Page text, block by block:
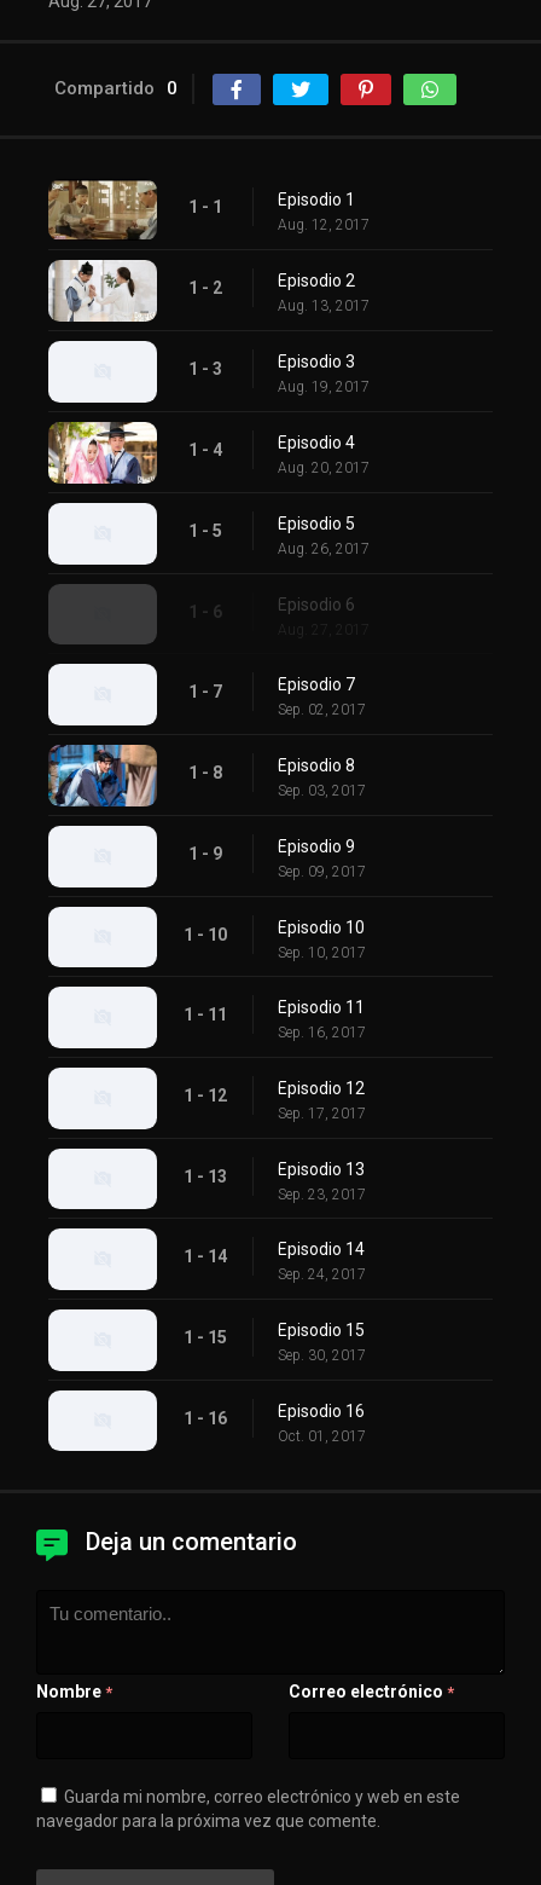
Compartido 0
1 - 1 Episodio 1
Aug. 12, 2017
1 - 2 Episodio 2
Aug. 13, 2017
1 - 3 Episodio 3
Aug. 19, 2017
1 - 4 Episodio 4
Aug. 20, 2017
1 - 5 Episodio 5
Aug. 26, 2017
1 - 6 Episodio 6
Aug. 27, 2017
1 - 7 Episodio 7
Sep. 02, 2017
1 - 8 Episodio 8
Sep. 03, 2017
1 - 9 Episodio 9
Sep. 09, 2017
1 - 10 Episodio 10
Sep. 10, 2017
1 - 11 Episodio 11
Sep. 16, 2017
1 - 12 Episodio 12
Sep. 17, 2017
1 - 13 Episodio 13
Sep. 23, 2017
1 - 14 Episodio 14
Sep. 24, 2017
1 - 15 Episodio 15
Sep. 30, 2017
1 - 16 Episodio 16
Oct. 01, 2017
Deja un comentario
Nombre * Correo electrónico *
Guarda mi nombre, correo electrónico y web en este
navegador para la próxima vez que comente.